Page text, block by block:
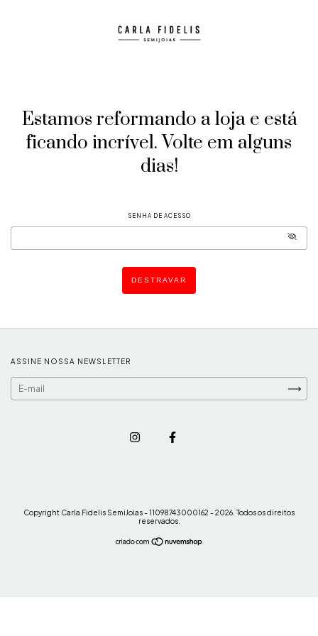
Estamos reformando a loja e está
ficando incrível. Volte em alguns
dias!
SENHA DE ACESSO
DESTRAVAR
ASSINE NOSSA NEWSLETTER
Copyright Carla Fidelis SemiJoias - 11098743000162 - 2026. Todos os direitos
reservados.